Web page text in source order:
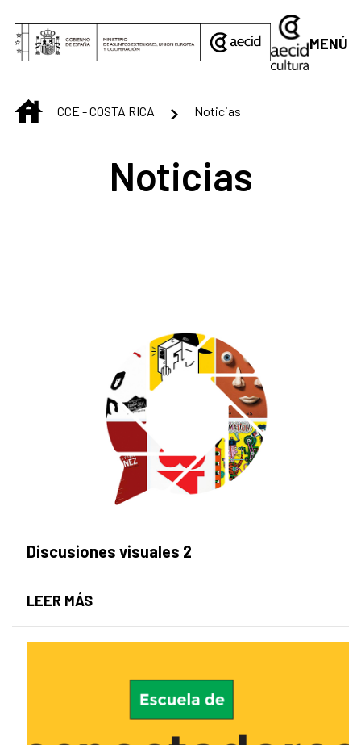
MENÚ
INICIO
CCE - COSTA RICA Noticias
Noticias
Discusiones visuales 2
LEER MÁSDISCUSIONES VISUALES 2